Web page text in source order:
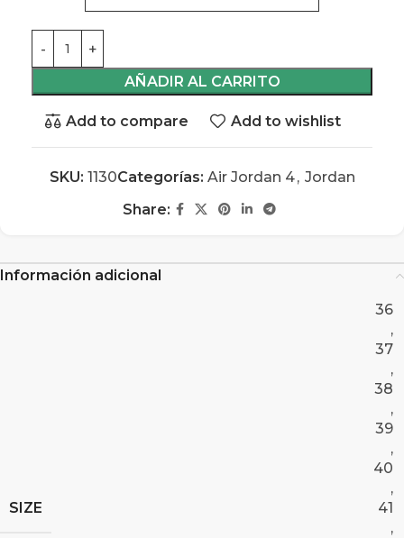
AÑADIR AL CARRITO
Add to compare Add to wishlist
SKU: 1130Categorías: Air Jordan 4, Jordan
Share:
Información adicional
SIZE
36
,
37
,
38
,
39
,
40
,
41
,